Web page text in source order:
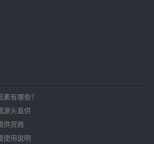
有哪些？
源头直供
供货商
使用说明